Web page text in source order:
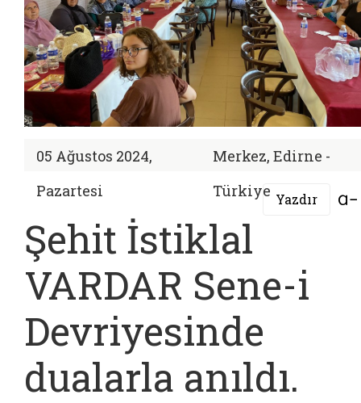
05 Ağustos 2024,
Pazartesi
Merkez, Edirne -
Türkiye Yazdır
Şehit İstiklal
VARDAR Sene-i
Devriyesinde
dualarla anıldı.